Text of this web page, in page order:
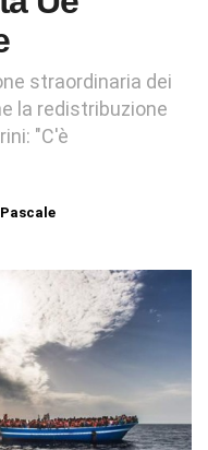
straordinaria dei
la redistribuzione
"C'è